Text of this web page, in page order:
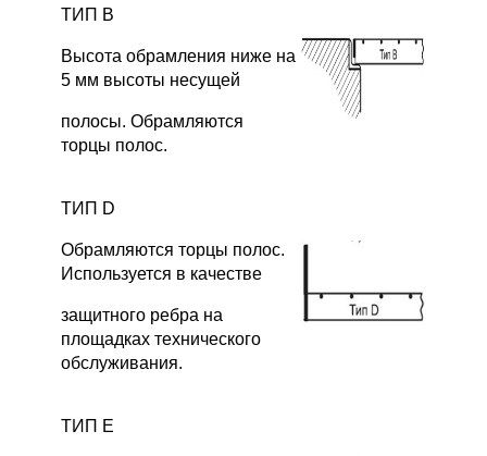
ТИП В
Высота обрамления ниже на
5 мм высоты несущей
полосы. Обрамляются
торцы полос.
ТИП D
Обрамляются торцы полос.
Используется в качестве
защитного ребра на
площадках технического
обслуживания.
ТИП Е